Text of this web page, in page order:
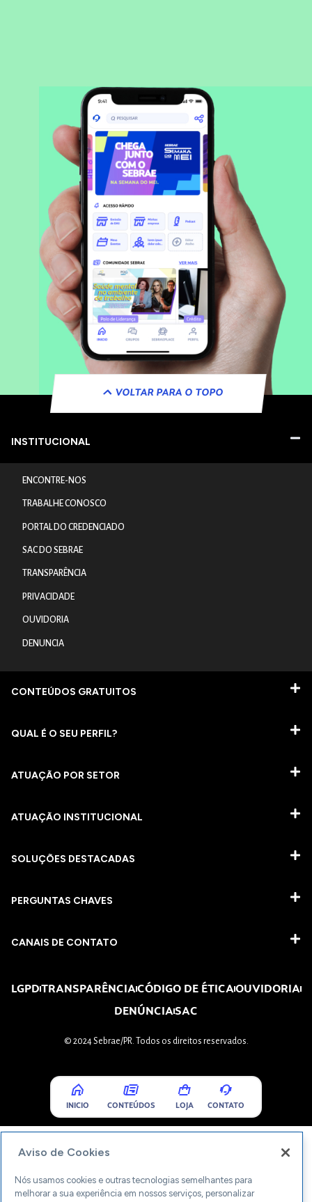
VOLTAR PARA O TOPO
INSTITUCIONAL
ENCONTRE-NOS
TRABALHE CONOSCO
PORTAL DO CREDENCIADO
SAC DO SEBRAE
TRANSPARÊNCIA
PRIVACIDADE
OUVIDORIA
DENUNCIA
CONTEÚDOS GRATUITOS
QUAL É O SEU PERFIL?
ATUAÇÃO POR SETOR
ATUAÇÃO INSTITUCIONAL
SOLUÇÕES DESTACADAS
PERGUNTAS CHAVES​
CANAIS DE CONTATO
LGPDTRANSPARÊNCIACÓDIGO DE ÉTICAOUVIDORIA
DENÚNCIASAC
© 2024 Sebrae/PR. Todos os direitos reservados.
INICIO CONTEÚDOS LOJA CONTATO
Aviso de Cookies
Nós usamos cookies e outras tecnologias semelhantes para
melhorar a sua experiência em nossos serviços, personalizar